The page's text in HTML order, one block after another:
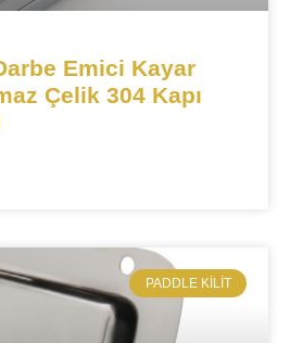
Emici Kayar
Çelik 304 Kapı
​PADDLE KILIT